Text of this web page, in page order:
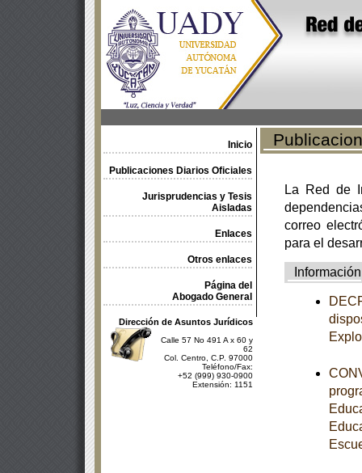
Inicio
Publicaciones Diarios Oficiales
Jurisprudencias y Tesis
Aisladas
Enlaces
Otros enlaces
Página del
Abogado General
Dirección de Asuntos Jurídicos
Calle 57 No 491 A x 60 y
62
Col. Centro, C.P. 97000
Teléfono/Fax:
+52 (999) 930-0900
Extensión: 1151
La Red de
correo
para el
Información